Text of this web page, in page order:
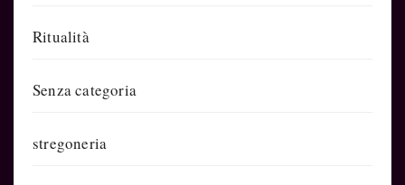
Ritualità
Senza categoria
stregoneria